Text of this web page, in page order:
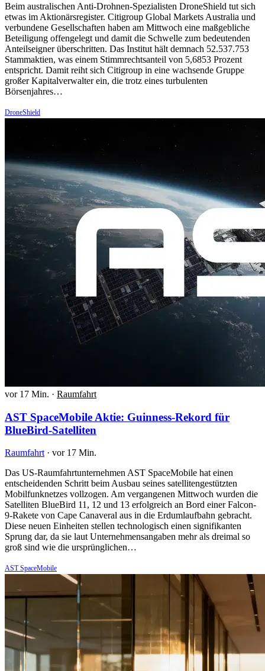
Beim australischen Anti-Drohnen-Spezialisten DroneShield tut sich
etwas im Aktionärsregister. Citigroup Global Markets Australia und
verbundene Gesellschaften haben am Mittwoch eine maßgebliche
Beteiligung offengelegt und damit die Schwelle zum bedeutenden
Anteilseigner überschritten. Das Institut hält demnach 52.537.753
Stammaktien, was einem Stimmrechtsanteil von 5,6853 Prozent
entspricht. Damit reiht sich Citigroup in eine wachsende Gruppe
großer Kapitalverwalter ein, die trotz eines turbulenten
Börsenjahres…
DroneShield
vor 17 Min. · Raumfahrt
AST SpaceMobile Aktie: Guinness-Rekord für
BlueBird-Satelliten
Raumfahrt · vor 17 Min.
Das US-Raumfahrtunternehmen AST SpaceMobile hat einen
entscheidenden Schritt beim Ausbau seines satellitengestützten
Mobilfunknetzes vollzogen. Am vergangenen Mittwoch wurden die
Satelliten BlueBird 11, 12 und 13 erfolgreich an Bord einer Falcon-
9-Rakete von Cape Canaveral aus in die Erdumlaufbahn gebracht.
Diese neuen Einheiten stellen technologisch einen signifikanten
Sprung dar, da sie laut Unternehmensangaben mehr als dreimal so
groß sind wie die ursprünglichen…
AST SpaceMobile